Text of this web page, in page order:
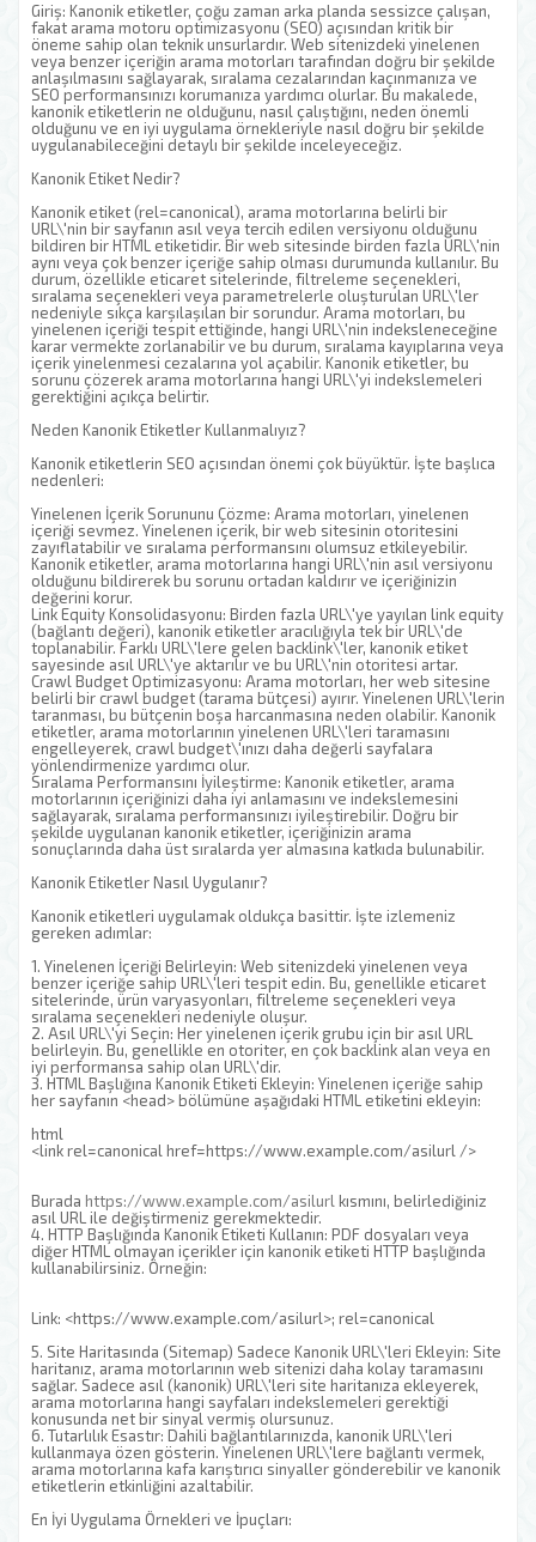
Giriş: Kanonik etiketler, çoğu zaman arka planda sessizce çalışan,
fakat arama motoru optimizasyonu (SEO) açısından kritik bir
öneme sahip olan teknik unsurlardır. Web sitenizdeki yinelenen
veya benzer içeriğin arama motorları tarafından doğru bir şekilde
anlaşılmasını sağlayarak, sıralama cezalarından kaçınmanıza ve
SEO performansınızı korumanıza yardımcı olurlar. Bu makalede,
kanonik etiketlerin ne olduğunu, nasıl çalıştığını, neden önemli
olduğunu ve en iyi uygulama örnekleriyle nasıl doğru bir şekilde
uygulanabileceğini detaylı bir şekilde inceleyeceğiz.
Kanonik Etiket Nedir?
Kanonik etiket (rel=canonical), arama motorlarına belirli bir
URL\'nin bir sayfanın asıl veya tercih edilen versiyonu olduğunu
bildiren bir HTML etiketidir. Bir web sitesinde birden fazla URL\'nin
aynı veya çok benzer içeriğe sahip olması durumunda kullanılır. Bu
durum, özellikle eticaret sitelerinde, filtreleme seçenekleri,
sıralama seçenekleri veya parametrelerle oluşturulan URL\'ler
nedeniyle sıkça karşılaşılan bir sorundur. Arama motorları, bu
yinelenen içeriği tespit ettiğinde, hangi URL\'nin indeksleneceğine
karar vermekte zorlanabilir ve bu durum, sıralama kayıplarına veya
içerik yinelenmesi cezalarına yol açabilir. Kanonik etiketler, bu
sorunu çözerek arama motorlarına hangi URL\'yi indekslemeleri
gerektiğini açıkça belirtir.
Neden Kanonik Etiketler Kullanmalıyız?
Kanonik etiketlerin SEO açısından önemi çok büyüktür. İşte başlıca
nedenleri:
Yinelenen İçerik Sorununu Çözme: Arama motorları, yinelenen
içeriği sevmez. Yinelenen içerik, bir web sitesinin otoritesini
zayıflatabilir ve sıralama performansını olumsuz etkileyebilir.
Kanonik etiketler, arama motorlarına hangi URL\'nin asıl versiyonu
olduğunu bildirerek bu sorunu ortadan kaldırır ve içeriğinizin
değerini korur.
Link Equity Konsolidasyonu: Birden fazla URL\'ye yayılan link equity
(bağlantı değeri), kanonik etiketler aracılığıyla tek bir URL\'de
toplanabilir. Farklı URL\'lere gelen backlink\'ler, kanonik etiket
sayesinde asıl URL\'ye aktarılır ve bu URL\'nin otoritesi artar.
Crawl Budget Optimizasyonu: Arama motorları, her web sitesine
belirli bir crawl budget (tarama bütçesi) ayırır. Yinelenen URL\'lerin
taranması, bu bütçenin boşa harcanmasına neden olabilir. Kanonik
etiketler, arama motorlarının yinelenen URL\'leri taramasını
engelleyerek, crawl budget\'ınızı daha değerli sayfalara
yönlendirmenize yardımcı olur.
Sıralama Performansını İyileştirme: Kanonik etiketler, arama
motorlarının içeriğinizi daha iyi anlamasını ve indekslemesini
sağlayarak, sıralama performansınızı iyileştirebilir. Doğru bir
şekilde uygulanan kanonik etiketler, içeriğinizin arama
sonuçlarında daha üst sıralarda yer almasına katkıda bulunabilir.
Kanonik Etiketler Nasıl Uygulanır?
Kanonik etiketleri uygulamak oldukça basittir. İşte izlemeniz
gereken adımlar:
1. Yinelenen İçeriği Belirleyin: Web sitenizdeki yinelenen veya
benzer içeriğe sahip URL\'leri tespit edin. Bu, genellikle eticaret
sitelerinde, ürün varyasyonları, filtreleme seçenekleri veya
sıralama seçenekleri nedeniyle oluşur.
2. Asıl URL\'yi Seçin: Her yinelenen içerik grubu için bir asıl URL
belirleyin. Bu, genellikle en otoriter, en çok backlink alan veya en
iyi performansa sahip olan URL\'dir.
3. HTML Başlığına Kanonik Etiketi Ekleyin: Yinelenen içeriğe sahip
her sayfanın <head> bölümüne aşağıdaki HTML etiketini ekleyin:
html
<link rel=canonical href=https://www.example.com/asilurl />
Burada https://www.example.com/asilurl kısmını, belirlediğiniz
asıl URL ile değiştirmeniz gerekmektedir.
4. HTTP Başlığında Kanonik Etiketi Kullanın: PDF dosyaları veya
diğer HTML olmayan içerikler için kanonik etiketi HTTP başlığında
kullanabilirsiniz. Örneğin:
Link: <https://www.example.com/asilurl>; rel=canonical
5. Site Haritasında (Sitemap) Sadece Kanonik URL\'leri Ekleyin: Site
haritanız, arama motorlarının web sitenizi daha kolay taramasını
sağlar. Sadece asıl (kanonik) URL\'leri site haritanıza ekleyerek,
arama motorlarına hangi sayfaları indekslemeleri gerektiği
konusunda net bir sinyal vermiş olursunuz.
6. Tutarlılık Esastır: Dahili bağlantılarınızda, kanonik URL\'leri
kullanmaya özen gösterin. Yinelenen URL\'lere bağlantı vermek,
arama motorlarına kafa karıştırıcı sinyaller gönderebilir ve kanonik
etiketlerin etkinliğini azaltabilir.
En İyi Uygulama Örnekleri ve İpuçları: